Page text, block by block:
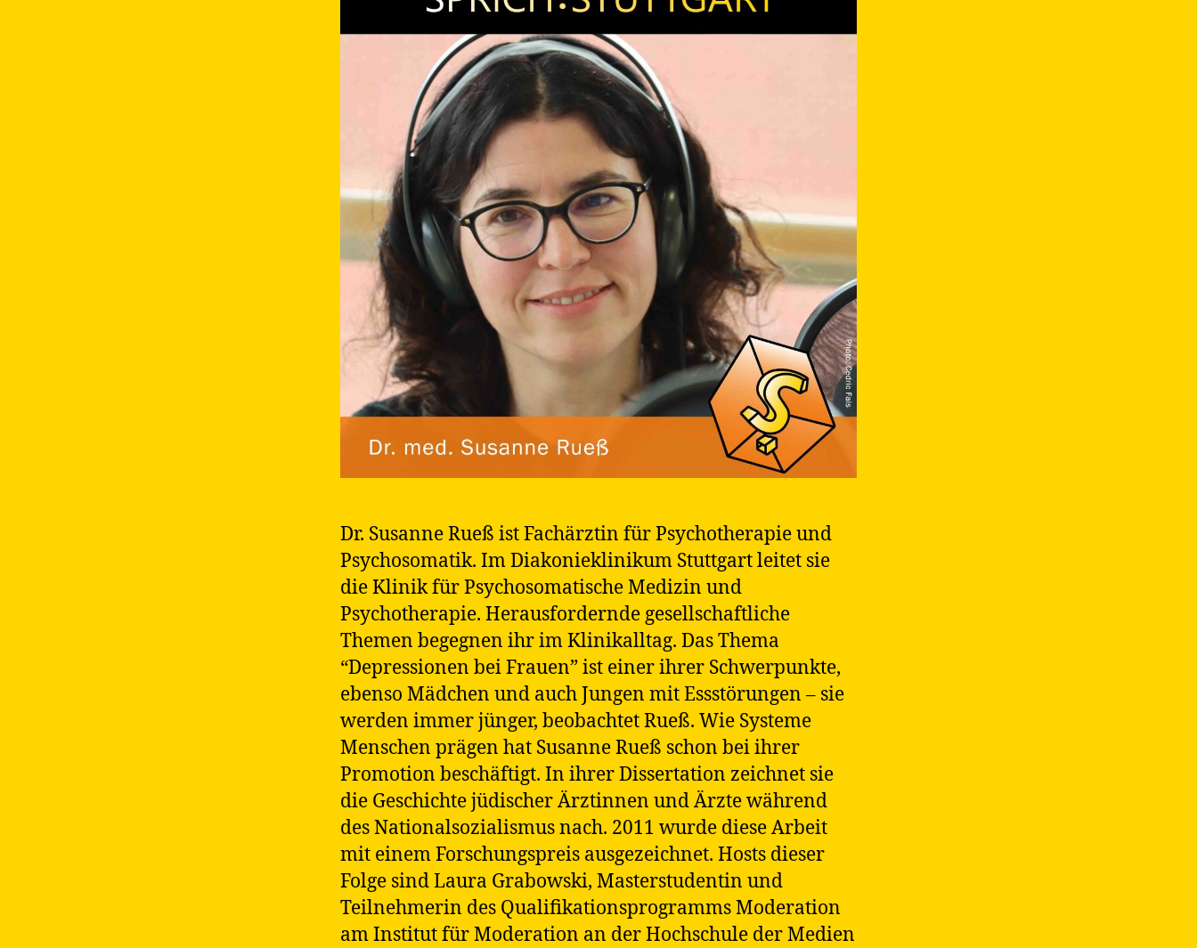
Dr. Susanne Rueß ist Fachärztin für Psychotherapie und
Psychosomatik. Im Diakonieklinikum Stuttgart leitet sie
die Klinik für Psychosomatische Medizin und
Psychotherapie. Herausfordernde gesellschaftliche
Themen begegnen ihr im Klinikalltag. Das Thema
“Depressionen bei Frauen” ist einer ihrer Schwerpunkte,
ebenso Mädchen und auch Jungen mit Essstörungen – sie
werden immer jünger, beobachtet Rueß. Wie Systeme
Menschen prägen hat Susanne Rueß schon bei ihrer
Promotion beschäftigt. In ihrer Dissertation zeichnet sie
die Geschichte jüdischer Ärztinnen und Ärzte während
des Nationalsozialismus nach. 2011 wurde diese Arbeit
mit einem Forschungspreis ausgezeichnet. Hosts dieser
Folge sind Laura Grabowski, Masterstudentin und
Teilnehmerin des Qualifikationsprogramms Moderation
am Institut für Moderation an der Hochschule der Medien